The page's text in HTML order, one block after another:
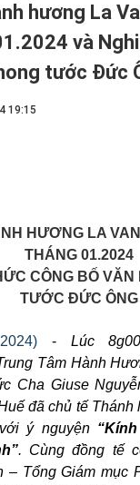
hương La
và
tước Đức
19:15
HƯƠNG LA
THÁNG 01.2024
CÔNG BỐ VĂN
TƯỚC ĐỨC ÔNG
- Lúc
Tâm Hành
Cha Giuse
đã chủ tế
ý nguyện
. Cùng đồng tế
– Tổng Giám mục